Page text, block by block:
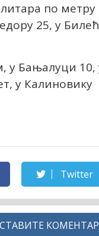
по метру
25, у
у Бањалуци 10,
у Калиновику
Twitter
КОМЕНТАР